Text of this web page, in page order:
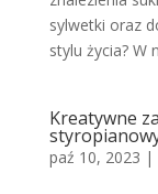
sylwetki oraz
stylu życia? W
Kreatywne
paź 10, 2023 |